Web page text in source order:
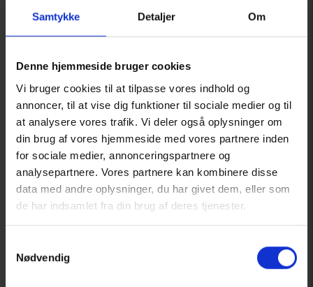
Samtykke Detaljer Om
Denne hjemmeside bruger cookies
Vi bruger cookies til at tilpasse vores indhold og
annoncer, til at vise dig funktioner til sociale medier og til
at analysere vores trafik. Vi deler også oplysninger om
din brug af vores hjemmeside med vores partnere inden
for sociale medier, annonceringspartnere og
analysepartnere. Vores partnere kan kombinere disse
data med andre oplysninger, du har givet dem, eller som
de har indsamlet fra din brug af deres tjenester.
Nødvendig
13. maj 2026
Køb billet